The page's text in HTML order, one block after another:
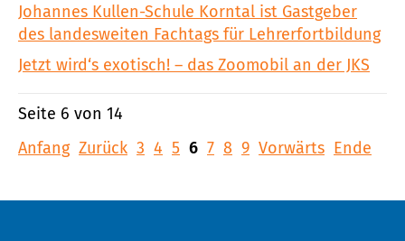
Johannes Kullen-Schule Korntal ist Gastgeber
des landesweiten Fachtags für Lehrerfortbildung
Jetzt wird‘s exotisch! – das Zoomobil an der JKS
Seite 6 von 14
Anfang Zurück 3 4 5 6 7 8 9 Vorwärts Ende